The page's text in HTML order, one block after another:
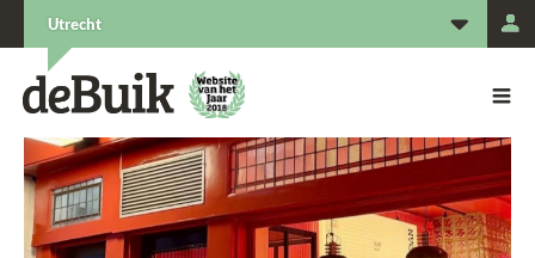
Utrecht
De Buik van {city: city}
De Buik